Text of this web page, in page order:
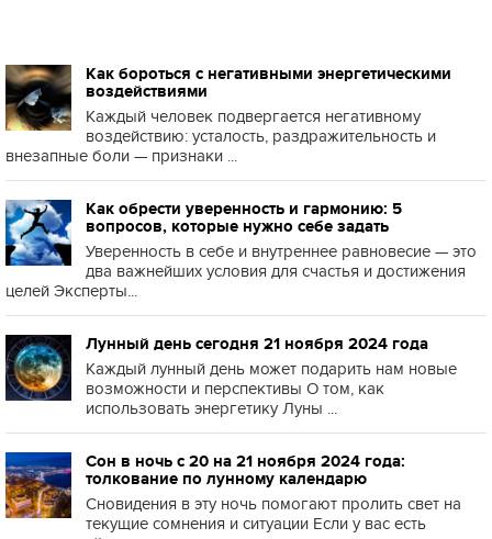
Как бороться с негативными энергетическими
воздействиями
Каждый человек подвергается негативному
воздействию: усталость, раздражительность и
внезапные боли — признаки ...
Как обрести уверенность и гармонию: 5
вопросов, которые нужно себе задать
Уверенность в себе и внутреннее равновесие — это
два важнейших условия для счастья и достижения
целей Эксперты...
Лунный день сегодня 21 ноября 2024 года
Каждый лунный день может подарить нам новые
возможности и перспективы О том, как
использовать энергетику Луны ...
Сон в ночь с 20 на 21 ноября 2024 года:
толкование по лунному календарю
Сновидения в эту ночь помогают пролить свет на
текущие сомнения и ситуации Если у вас есть